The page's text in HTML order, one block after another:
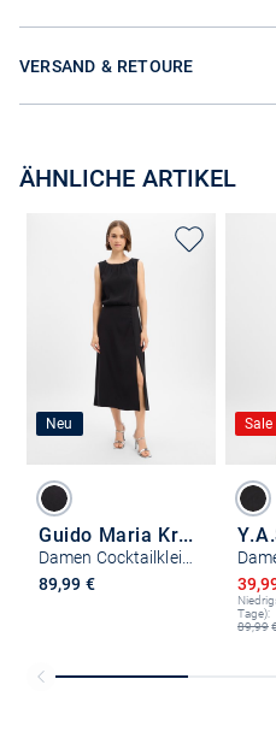
VERSAND & RETOURE
ÄHNLICHE ARTIKEL
Neu
Guido Maria Kretschmer
89,99 €
Sale
Tage):
89,99€